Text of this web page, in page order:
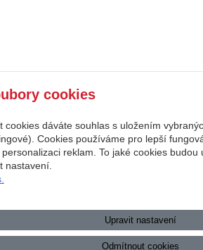
cookies
cookies dáváte souhlas s uložením
Cookies používáme pro lepší
reklam. To jaké cookies
nastavení.
Upravit nastavení
Odmítnout cookies